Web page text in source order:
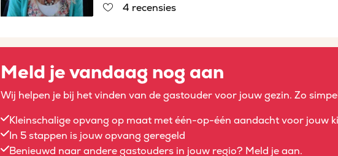
4 recensies
Meld je vandaag nog aan
Wij helpen je bij het vinden van de gastouder voor jouw gezin. Zo
Kleinschalige opvang op maat met één-op-één aandacht voor jouw
In 5 stappen is jouw opvang geregeld
Benieuwd naar andere gastouders in jouw regio? Meld je aan.